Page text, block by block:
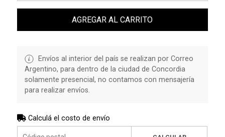
AGREGAR AL CARRITO
Envíos al interior del país se realizan por Correo
Argentino, para dentro de la ciudad de Concordia
solamente presencial, no contamos con mensajería
para realizar envíos.
Calculá el costo de envío